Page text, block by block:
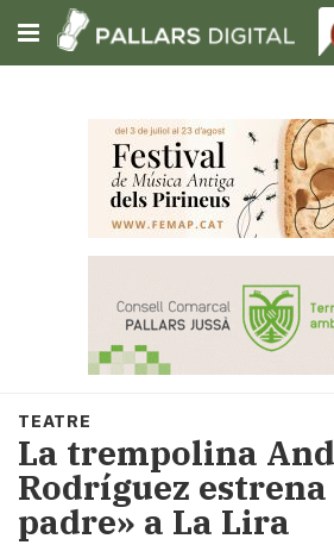
Subscriu-t'hi
Portada
Societat
Política
i
municipis
Economia
TEATRE
La trempolina
Rodríguez estrena
padre» a La Lira